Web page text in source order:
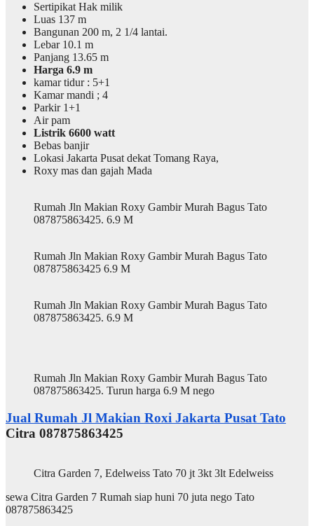
Sertipikat Hak milik
Luas 137 m
Bangunan 200 m, 2 1/4 lantai.
Lebar 10.1 m
Panjang 13.65 m
Harga 6.9 m
kamar tidur : 5+1
Kamar mandi ; 4
Parkir 1+1
Air pam
Listrik 6600 watt
Bebas banjir
Lokasi Jakarta Pusat dekat Tomang Raya,
Roxy mas dan gajah Mada
Rumah Jln Makian Roxy Gambir Murah Bagus Tato
087875863425. 6.9 M
Rumah Jln Makian Roxy Gambir Murah Bagus Tato
087875863425 6.9 M
Rumah Jln Makian Roxy Gambir Murah Bagus Tato
087875863425. 6.9 M
Rumah Jln Makian Roxy Gambir Murah Bagus Tato
087875863425. Turun harga 6.9 M nego
Jual Rumah Jl Makian Roxi Jakarta Pusat Tato
Citra 087875863425
Citra Garden 7, Edelweiss Tato 70 jt 3kt 3lt Edelweiss
sewa Citra Garden 7 Rumah siap huni 70 juta nego Tato
087875863425